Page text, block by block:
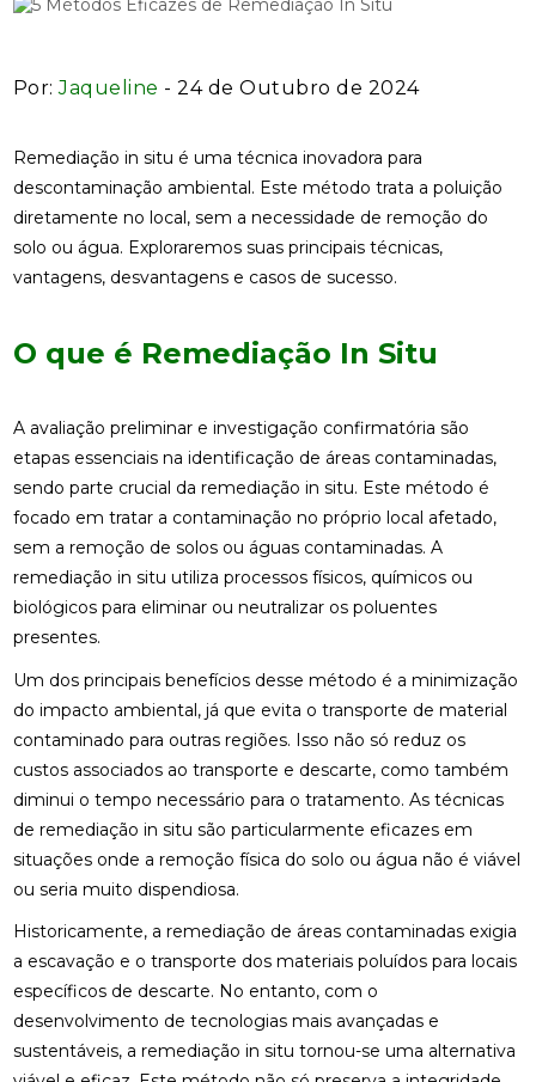
Por:Jaqueline - 24 de Outubro de 2024
Remediação in situ é uma técnica inovadora para
descontaminação ambiental. Este método trata a poluição
diretamente no local, sem a necessidade de remoção do
solo ou água. Exploraremos suas principais técnicas,
vantagens, desvantagens e casos de sucesso.
O que é Remediação In Situ
A avaliação preliminar e investigação confirmatória são
etapas essenciais na identificação de áreas contaminadas,
sendo parte crucial da remediação in situ. Este método é
focado em tratar a contaminação no próprio local afetado,
sem a remoção de solos ou águas contaminadas. A
remediação in situ utiliza processos físicos, químicos ou
biológicos para eliminar ou neutralizar os poluentes
presentes.
Um dos principais benefícios desse método é a minimização
do impacto ambiental, já que evita o transporte de material
contaminado para outras regiões. Isso não só reduz os
custos associados ao transporte e descarte, como também
diminui o tempo necessário para o tratamento. As técnicas
de remediação in situ são particularmente eficazes em
situações onde a remoção física do solo ou água não é viável
ou seria muito dispendiosa.
Historicamente, a remediação de áreas contaminadas exigia
a escavação e o transporte dos materiais poluídos para locais
específicos de descarte. No entanto, com o
desenvolvimento de tecnologias mais avançadas e
sustentáveis, a remediação in situ tornou-se uma alternativa